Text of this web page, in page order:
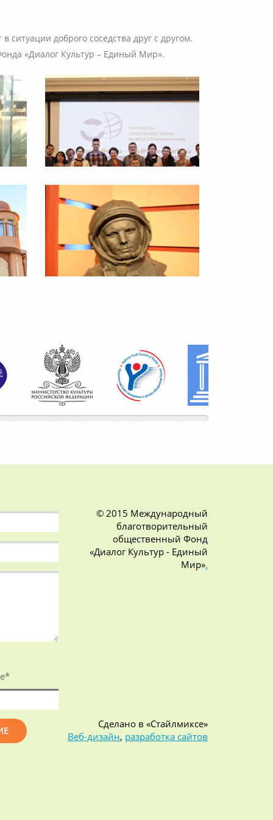
доброго соседства друг с другом.
«Диалог Культур – Единый Мир».
*
© 2015 Международный
благотворительный
общественный Фонд
«Диалог Культур - Единый
Мир».
Сделано в «Стайлмиксе»
Веб-дизайн, разработка сайтов